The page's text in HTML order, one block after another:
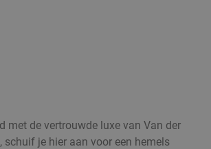
met de vertrouwde luxe van Van der
je hier aan voor een hemels